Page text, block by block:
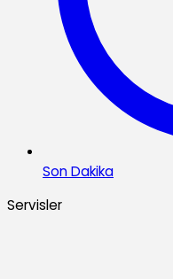
Son Dakika
Servisler